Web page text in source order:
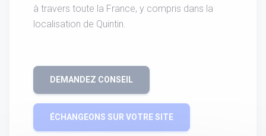
à travers toute la France, y compris dans la
localisation de Quintin.
DEMANDEZ CONSEIL
ÉCHANGEONS SUR VOTRE SITE